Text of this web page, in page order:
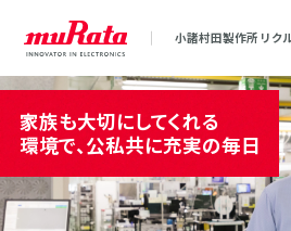
⼩諸村⽥製作所 リク
家族も大切にしてくれる
環境で、公私共に充実の毎日